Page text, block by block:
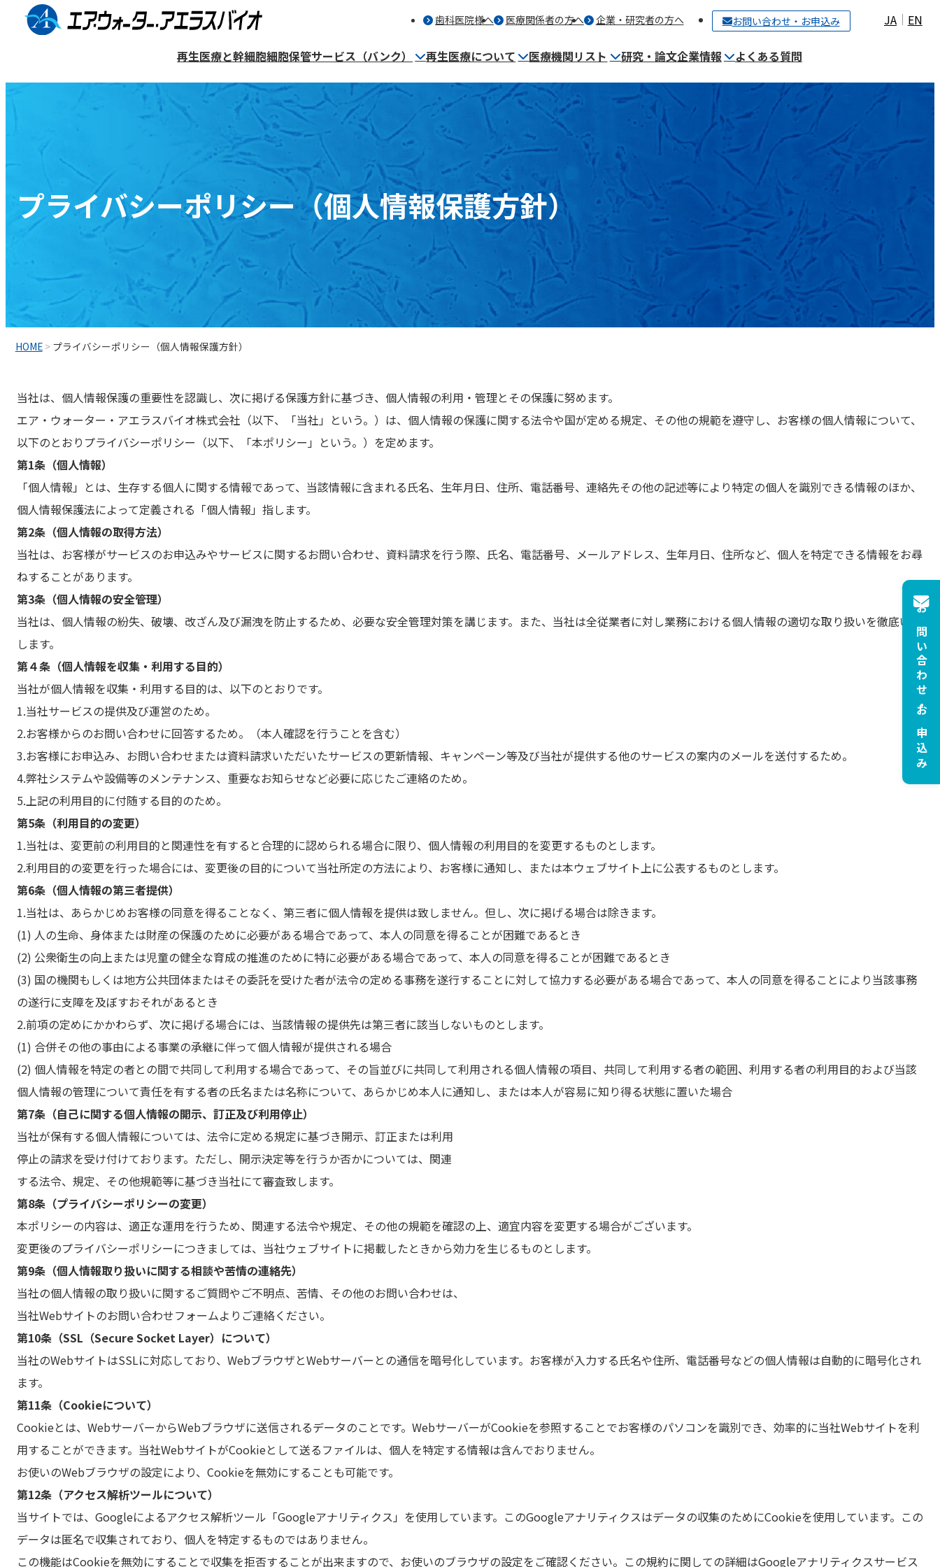
ン
ツ
歯科医院様へ 医療関係者の方へ 企業・研究者の方へ お問い合わせ・お申込み EN
JA
再生医療と幹細胞細胞保管サービス（バンク）
細胞保管サービス（バンク）
歯髄幹細胞について 細胞保管サービス（バンク）とは
ご契約〜細胞保管までの流れ
保管プランと料金
保管者・歯科医師の声
細胞培養施設（CPC）について
細胞の利用について
マンガ～バンク保管編～
再生医療について
再生医療について
歯髄再生治療
歯髄再生治療について
一般的な治療法との違い
象牙質再生について
歯髄再生治療をご検討の方へ
マンガ〜歯髄再生治療編〜
医療機関リスト
医療機関リスト
提携歯科医院検索ページ 再生医療を提供する医療機関
研究・論文企業情報
企業情報
企業概要 事業内容
よくある質問
プライバシーポリシー（個人情報保護方針）
HOME> プライバシーポリシー（個人情報保護方針）
当社は、個人情報保護の重要性を認識し、次に掲げる保護方針に基づき、個人情報の利用・管理とその保護に努めます。
エア・ウォーター・アエラスバイオ株式会社（以下、「当社」という。）は、個人情報の保護に関する法令や国が定める規定、その他の規範を遵守し、お客様の個人情報について、
以下のとおりプライバシーポリシー（以下、「本ポリシー」という。）を定めます。
第1条（個人情報）
「個人情報」とは、生存する個人に関する情報であって、当該情報に含まれる氏名、生年月日、住所、電話番号、連絡先その他の記述等により特定の個人を識別できる情報のほか、
個人情報保護法によって定義される「個人情報」指します。
第2条（個人情報の取得方法）
当社は、お客様がサービスのお申込みやサービスに関するお問い合わせ、資料請求を行う際、氏名、電話番号、メールアドレス、生年月日、住所など、個人を特定できる情報をお尋
ねすることがあります。
第3条（個人情報の安全管理）
当社は、個人情報の紛失、破壊、改ざん及び漏洩を防止するため、必要な安全管理対策を講じます。また、当社は全従業者に対し業務における個人情報の適切な取り扱いを徹底いた
します。
第４条（個人情報を収集・利用する目的）
当社が個人情報を収集・利用する目的は、以下のとおりです。
1.当社サービスの提供及び運営のため。
2.お客様からのお問い合わせに回答するため。（本人確認を行うことを含む）
3.お客様にお申込み、お問い合わせまたは資料請求いただいたサービスの更新情報、キャンペーン等及び当社が提供する他のサービスの案内のメールを送付するため。
4.弊社システムや設備等のメンテナンス、重要なお知らせなど必要に応じたご連絡のため。
5.上記の利用目的に付随する目的のため。
第5条（利用目的の変更）
1.当社は、変更前の利用目的と関連性を有すると合理的に認められる場合に限り、個人情報の利用目的を変更するものとします。
2.利用目的の変更を行った場合には、変更後の目的について当社所定の方法により、お客様に通知し、または本ウェブサイト上に公表するものとします。
第6条（個人情報の第三者提供）
1.当社は、あらかじめお客様の同意を得ることなく、第三者に個人情報を提供は致しません。但し、次に掲げる場合は除きます。
(1) 人の生命、身体または財産の保護のために必要がある場合であって、本人の同意を得ることが困難であるとき
(2) 公衆衛生の向上または児童の健全な育成の推進のために特に必要がある場合であって、本人の同意を得ることが困難であるとき
(3) 国の機関もしくは地方公共団体またはその委託を受けた者が法令の定める事務を遂行することに対して協力する必要がある場合であって、本人の同意を得ることにより当該事務
の遂行に支障を及ぼすおそれがあるとき
2.前項の定めにかかわらず、次に掲げる場合には、当該情報の提供先は第三者に該当しないものとします。
(1) 合併その他の事由による事業の承継に伴って個人情報が提供される場合
(2) 個人情報を特定の者との間で共同して利用する場合であって、その旨並びに共同して利用される個人情報の項目、共同して利用する者の範囲、利用する者の利用目的および当該
個人情報の管理について責任を有する者の氏名または名称について、あらかじめ本人に通知し、または本人が容易に知り得る状態に置いた場合
第7条（自己に関する個人情報の開示、訂正及び利用停止）
当社が保有する個人情報については、法令に定める規定に基づき開示、訂正または利用
停止の請求を受け付けております。ただし、開示決定等を行うか否かについては、関連
する法令、規定、その他規範等に基づき当社にて審査致します。
第8条（プライバシーポリシーの変更）
本ポリシーの内容は、適正な運用を行うため、関連する法令や規定、その他の規範を確認の上、適宜内容を変更する場合がございます。
変更後のプライバシーポリシーにつきましては、当社ウェブサイトに掲載したときから効力を生じるものとします。
第9条（個人情報取り扱いに関する相談や苦情の連絡先）
当社の個人情報の取り扱いに関するご質問やご不明点、苦情、その他のお問い合わせは、
当社Webサイトのお問い合わせフォームよりご連絡ください。
第10条（SSL（Secure Socket Layer）について）
当社のWebサイトはSSLに対応しており、WebブラウザとWebサーバーとの通信を暗号化しています。お客様が入力する氏名や住所、電話番号などの個人情報は自動的に暗号化され
ます。
第11条（Cookieについて）
Cookieとは、WebサーバーからWebブラウザに送信されるデータのことです。WebサーバーがCookieを参照することでお客様のパソコンを識別でき、効率的に当社Webサイトを利
用することができます。当社WebサイトがCookieとして送るファイルは、個人を特定する情報は含んでおりません。
お使いのWebブラウザの設定により、Cookieを無効にすることも可能です。
第12条（アクセス解析ツールについて）
当サイトでは、Googleによるアクセス解析ツール「Googleアナリティクス」を使用しています。このGoogleアナリティクスはデータの収集のためにCookieを使用しています。この
データは匿名で収集されており、個人を特定するものではありません。
この機能はCookieを無効にすることで収集を拒否することが出来ますので、お使いのブラウザの設定をご確認ください。この規約に関しての詳細はGoogleアナリティクスサービス
お問い合わせ・お申込み